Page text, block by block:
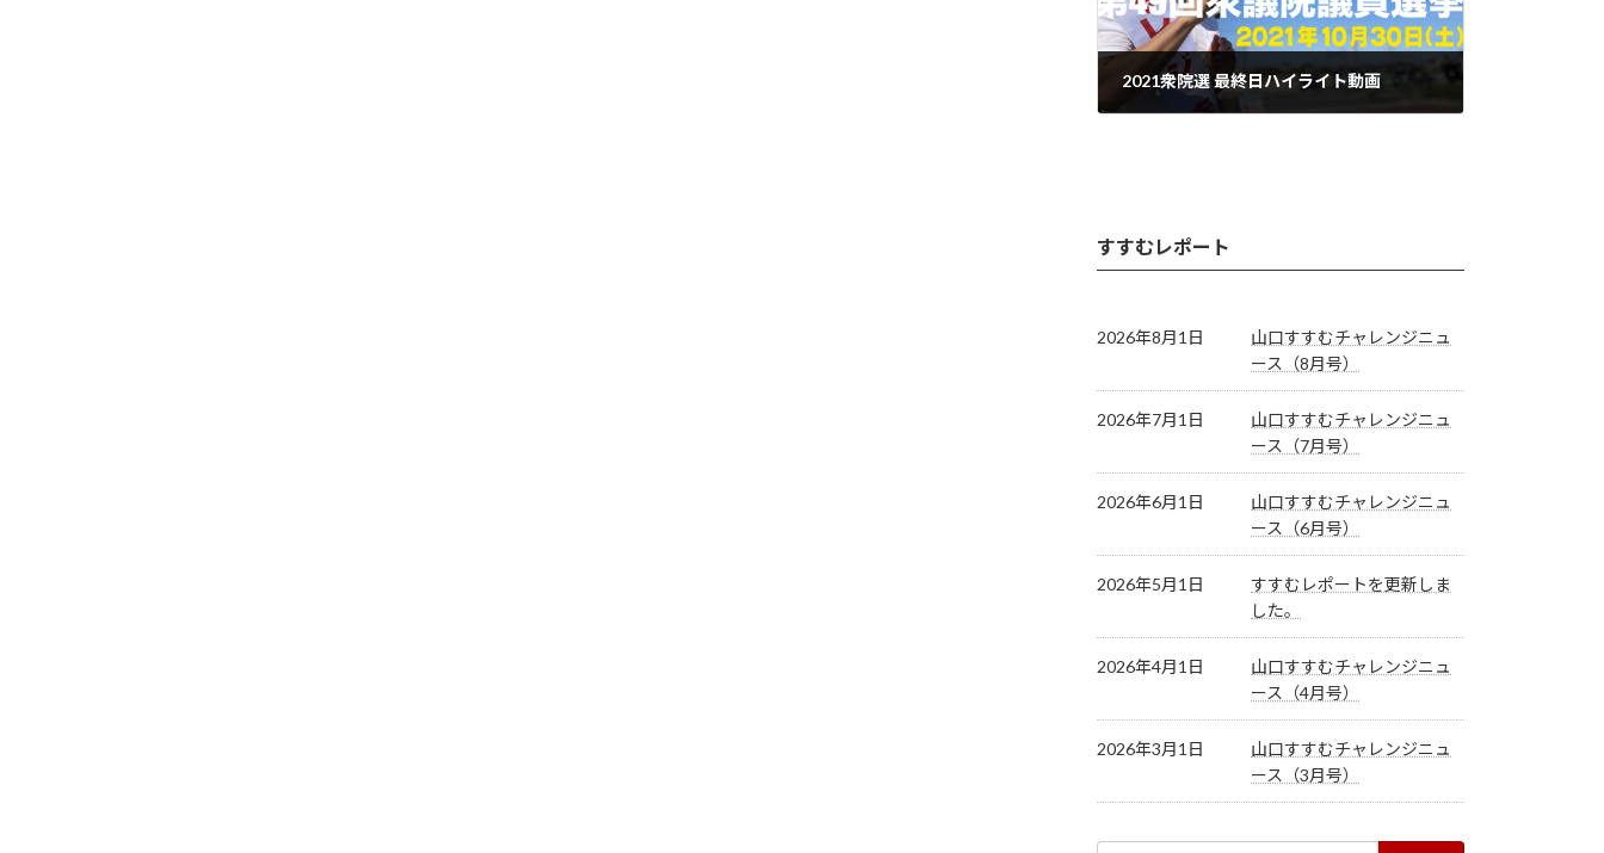
2021衆院選 最終日ハイライト動画
2021年10月30日
すすむレポート
2026年8月1日
山口すすむチャレンジニュ
ース（8月号）
2026年7月1日
山口すすむチャレンジニュ
ース（7月号）
2026年6月1日
山口すすむチャレンジニュ
ース（6月号）
2026年5月1日
すすむレポートを更新しま
した。
2026年4月1日
山口すすむチャレンジニュ
ース（4月号）
2026年3月1日
山口すすむチャレンジニュ
ース（3月号）